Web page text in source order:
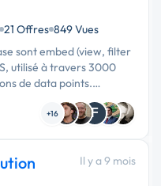
21 Offres 849 Vues
sont embed (view, filter
utilisé à travers 3000
de data points.
elles mêmes reliées
+16 F
Il y a 9 mois